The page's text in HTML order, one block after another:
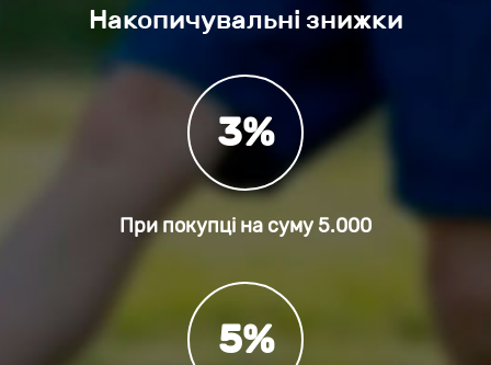
Накопичувальні знижки
3%
При покупці на суму 5.000
5%